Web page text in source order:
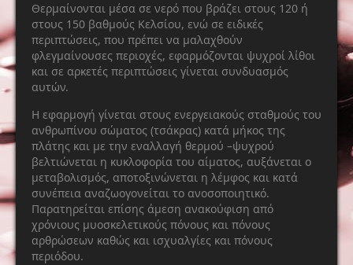
Θερμαίνονται μέσα σε νερό που βράζει στους 120 ή
στους 150 βαθμούς Κελσίου, ενώ σε ειδικές
περιπτώσεις, που πρέπει να μαλαχθούν
φλεγμαίνουσες περιοχές, εφαρμόζονται ψυχροί λίθοι
και σε αρκετές περιπτώσεις γίνεται συνδυασμός
αυτών.
Η εφαρμογή γίνεται στους ενεργειακούς σταθμούς του
ανθρωπίνου σώματος (τσάκρας) κατά μήκος της
πλάτης και με την εναλλαγή θερμού –ψυχρού
βελτιώνεται η κυκλοφορία του αίματος, αυξάνεται ο
μεταβολισμός, αποτοξινώνεται η λέμφος και κατά
συνέπεια αναζωογονείται το ανοσοποιητικό.
Παρατηρείται επίσης άμεση ανακούφιση από
χρόνιους μυοσκελετικούς πόνους και πόνους
αρθρώσεων καθώς και ισχυαλγίες και πόνους
περιόδου.